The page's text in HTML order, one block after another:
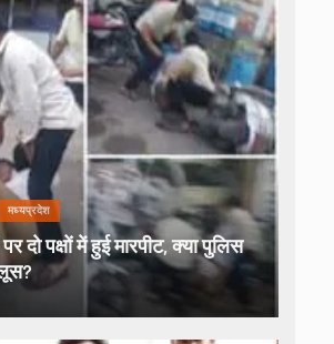
मध्यप्रदेश
पर दो पक्षों में हुई मारपीट, क्या पुलिस